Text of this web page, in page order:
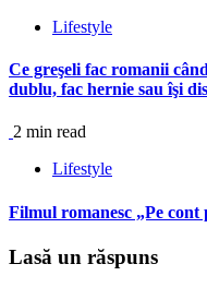
Lifestyle
Ce greşeli fac romanii
dublu, fac hernie sau îşi
2 min read
Lifestyle
Filmul romanesc „Pe
Lasă un răspuns